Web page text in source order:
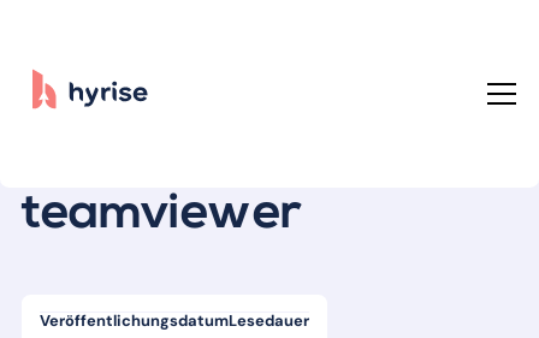
teamviewer
VeröffentlichungsdatumLesedauer